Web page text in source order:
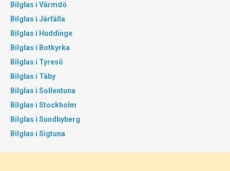
Bilglas i Värmdö
Bilglas i Järfälla
Bilglas i Huddinge
Bilglas i Botkyrka
Bilglas i Tyresö
Bilglas i Täby
Bilglas i Sollentuna
Bilglas i Stockholm
Bilglas i Sundbyberg
Bilglas i Sigtuna